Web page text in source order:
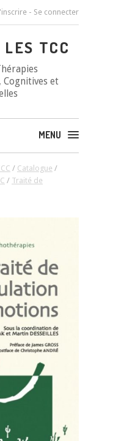
- Se connecter
TCC
et
MENU
/ Catalogue /
/ Traité de